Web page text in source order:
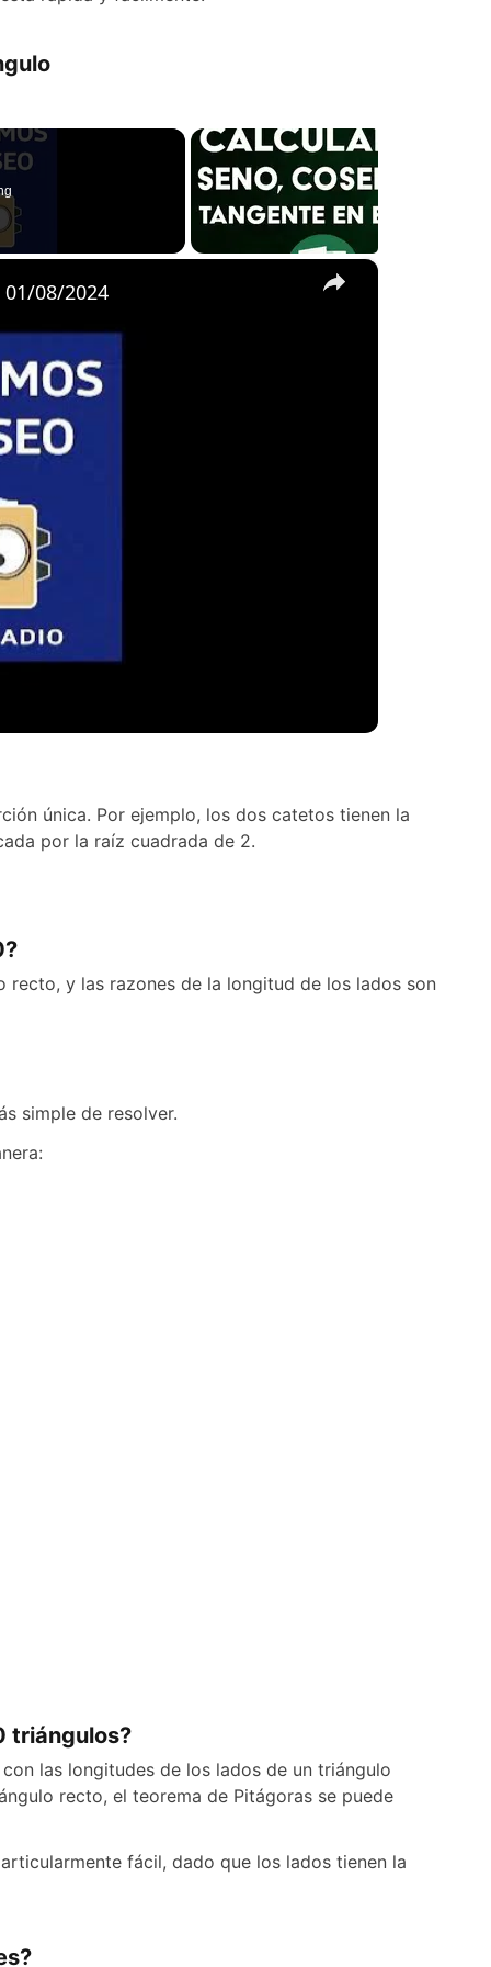
×
01/08/2024
única. Por ejemplo, los dos catetos tienen la
por la raíz cuadrada de 2.
y las razones de la longitud de los lados son
simple de resolver.
triángulos?
las longitudes de los lados de un triángulo
recto, el teorema de Pitágoras se puede
fácil, dado que los lados tienen la